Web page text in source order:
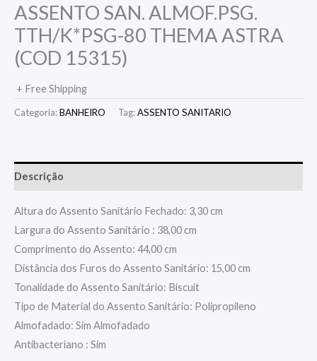
ASSENTO SAN. ALMOF.PSG.
TTH/K*PSG-80 THEMA ASTRA
(COD 15315)
+ Free Shipping
Categoria:BANHEIRO Tag:ASSENTO SANITARIO
Descrição
Altura do Assento Sanitário Fechado: 3,30 cm
Largura do Assento Sanitário : 38,00 cm
Comprimento do Assento: 44,00 cm
Distância dos Furos do Assento Sanitário: 15,00 cm
Tonalidade do Assento Sanitário: Biscuit
Tipo de Material do Assento Sanitário: Polipropileno
Almofadado: Sim Almofadado
Antibacteriano : Sim